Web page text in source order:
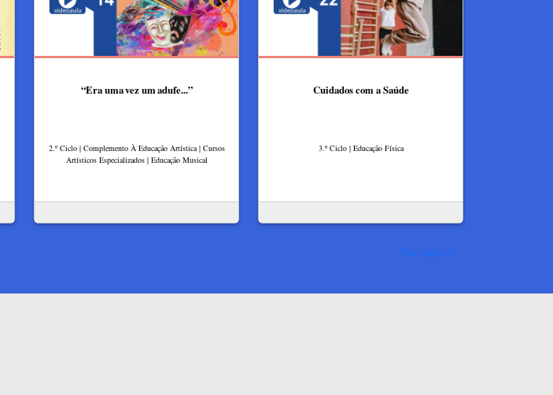
“Era uma vez um adufe...”
2.º Ciclo | Complemento À Educação Artística | Cursos
Artísticos Especializados | Educação Musical
Cuidados com a Saúde
3.º Ciclo | Educação Física
Ver mais